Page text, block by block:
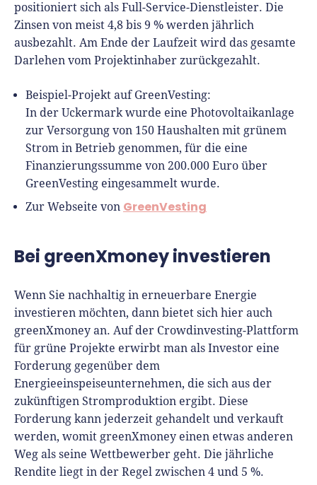
positioniert sich als Full-Service-Dienstleister. Die
Zinsen von meist 4,8 bis 9 % werden jährlich
ausbezahlt. Am Ende der Laufzeit wird das gesamte
Darlehen vom Projektinhaber zurückgezahlt.
Beispiel-Projekt auf GreenVesting:
In der Uckermark wurde eine Photovoltaikanlage
zur Versorgung von 150 Haushalten mit grünem
Strom in Betrieb genommen, für die eine
Finanzierungssumme von 200.000 Euro über
GreenVesting eingesammelt wurde.
Zur Webseite von GreenVesting
Bei greenXmoney investieren
Wenn Sie nachhaltig in erneuerbare Energie
investieren möchten, dann bietet sich hier auch
greenXmoney an. Auf der Crowdinvesting-Plattform
für grüne Projekte erwirbt man als Investor eine
Forderung gegenüber dem
Energieeinspeiseunternehmen, die sich aus der
zukünftigen Stromproduktion ergibt. Diese
Forderung kann jederzeit gehandelt und verkauft
werden, womit greenXmoney einen etwas anderen
Weg als seine Wettbewerber geht. Die jährliche
Rendite liegt in der Regel zwischen 4 und 5 %.